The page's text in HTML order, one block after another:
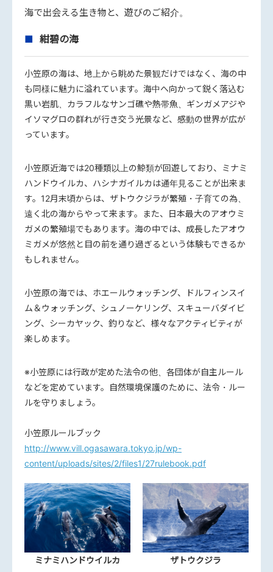
海で出会える生き物と、遊びのご紹介。
紺碧の海
小笠原の海は、地上から眺めた景観だけではなく、海の中
も同様に魅力に溢れています。海中へ向かって鋭く落込む
黒い岩肌、カラフルなサンゴ礁や熱帯魚、ギンガメアジや
イソマグロの群れが行き交う光景など、感動の世界が広が
っています。
小笠原近海では20種類以上の鯨類が回遊しており、ミナミ
ハンドウイルカ、ハシナガイルカは通年見ることが出来ま
す。12月末頃からは、ザトウクジラが繁殖・子育ての為、
遠く北の海からやって来ます。また、日本最大のアオウミ
ガメの繁殖場でもあります。海の中では、成長したアオウ
ミガメが悠然と目の前を通り過ぎるという体験もできるか
もしれません。
小笠原の海では、ホエールウォッチング、ドルフィンスイ
ム＆ウォッチング、シュノーケリング、スキューバダイビ
ング、シーカヤック、釣りなど、様々なアクティビティが
楽しめます。
※小笠原には行政が定めた法令の他、各団体が自主ルール
などを定めています。自然環境保護のために、法令・ルー
ルを守りましょう。
小笠原ルールブック
http://www.vill.ogasawara.tokyo.jp/wp-
content/uploads/sites/2/files1/27rulebook.pdf
ミナミハンドウイルカ ザトウクジラ